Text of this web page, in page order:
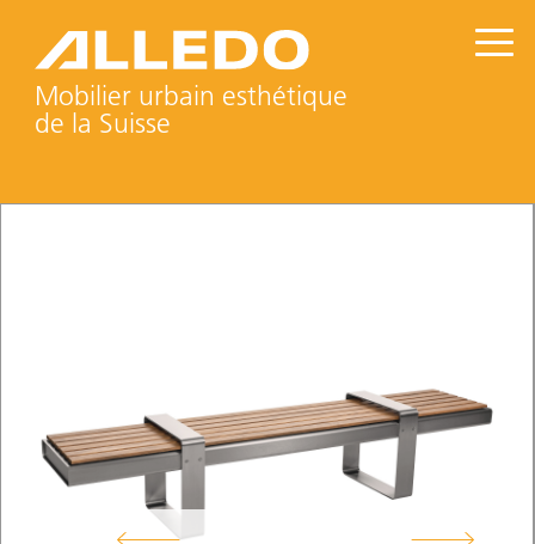
Mobilier urbain esthétique
de la Suisse